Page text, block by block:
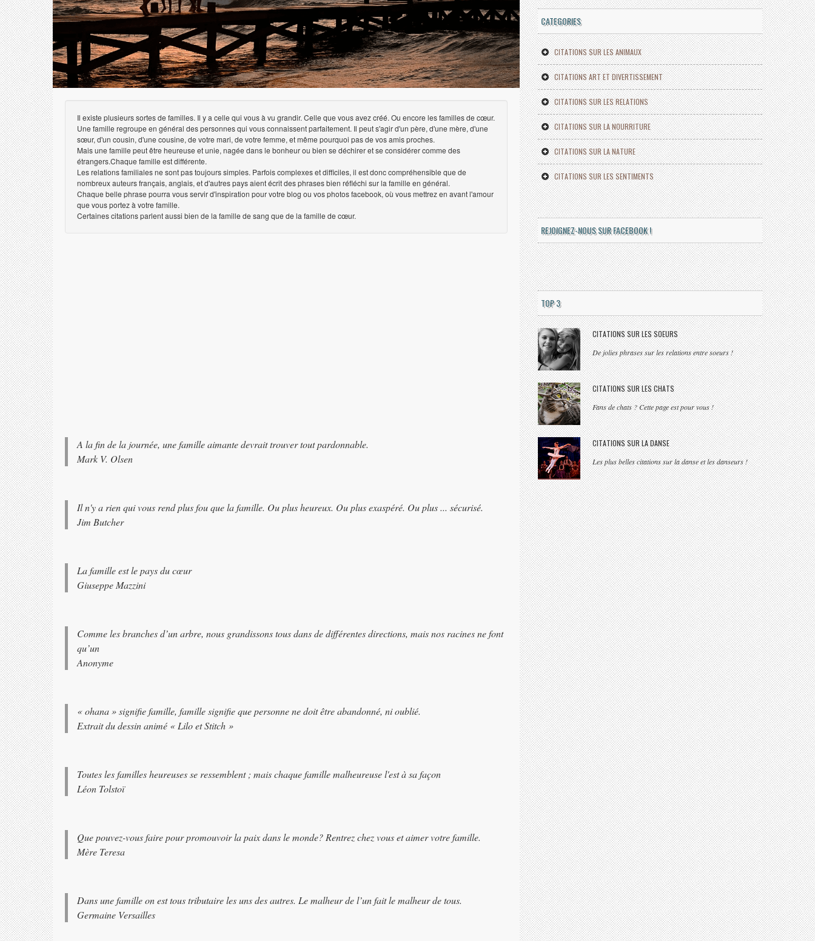
Il existe plusieurs sortes de familles. Il y a celle qui vous à vu grandir. Celle que vous avez créé. Ou encore les familles de cœur.
Une famille regroupe en général des personnes qui vous connaissent parfaitement. Il peut s'agir d'un père, d'une mère, d'une
sœur, d'un cousin, d'une cousine, de votre mari, de votre femme, et même pourquoi pas de vos amis proches.
Mais une famille peut être heureuse et unie, nagée dans le bonheur ou bien se déchirer et se considérer comme des
étrangers.Chaque famille est différente.
Les relations familiales ne sont pas toujours simples. Parfois complexes et difficiles, il est donc compréhensible que de
nombreux auteurs français, anglais, et d'autres pays aient écrit des phrases bien réfléchi sur la famille en général.
Chaque belle phrase pourra vous servir d'inspiration pour votre blog ou vos photos facebook, où vous mettrez en avant l'amour
que vous portez à votre famille.
Certaines citations parlent aussi bien de la famille de sang que de la famille de cœur.
A la fin de la journée, une famille aimante devrait trouver tout pardonnable.
Mark V. Olsen
Il n'y a rien qui vous rend plus fou que la famille. Ou plus heureux. Ou plus exaspéré. Ou plus ... sécurisé.
Jim Butcher
La famille est le pays du cœur
Giuseppe Mazzini
Comme les branches d’un arbre, nous grandissons tous dans de différentes directions, mais nos racines ne font
qu’un
Anonyme
« ohana » signifie famille, famille signifie que personne ne doit être abandonné, ni oublié.
Extrait du dessin animé « Lilo et Stitch »
Toutes les familles heureuses se ressemblent ; mais chaque famille malheureuse l'est à sa façon
Léon Tolstoï
Que pouvez-vous faire pour promouvoir la paix dans le monde? Rentrez chez vous et aimer votre famille.
Mère Teresa
Dans une famille on est tous tributaire les uns des autres. Le malheur de l’un fait le malheur de tous.
Germaine Versailles
CATEGORIES
CITATIONS SUR LES ANIMAUX
CITATIONS ART ET DIVERTISSEMENT
CITATIONS SUR LES RELATIONS
CITATIONS SUR LA NOURRITURE
CITATIONS SUR LA NATURE
CITATIONS SUR LES SENTIMENTS
REJOIGNEZ-NOUS SUR FACEBOOK !
TOP 3
CITATIONS SUR LES SOEURS
De jolies phrases sur les relations entre soeurs !
CITATIONS SUR LES CHATS
Fans de chats ? Cette page est pour vous !
CITATIONS SUR LA DANSE
Les plus belles citations sur la danse et les danseurs !